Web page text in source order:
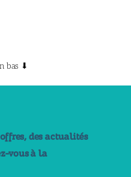
bas ⬇
des actualités
vous à la